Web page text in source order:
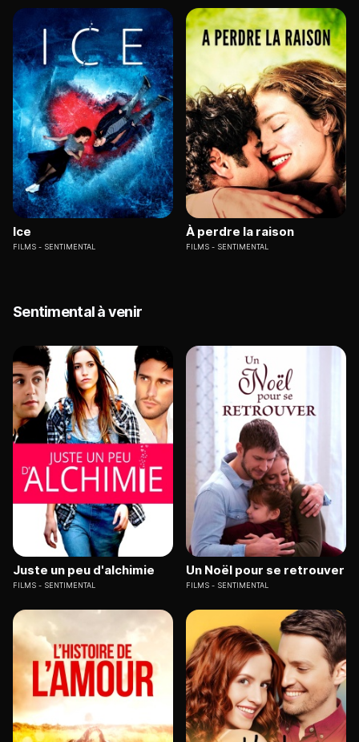
Ice
FILMS SENTIMENTAL
À perdre la raison
FILMS SENTIMENTAL
Sentimental à venir
Juste un peu d'alchimie
FILMS SENTIMENTAL
Un Noël pour se retrouver
FILMS SENTIMENTAL